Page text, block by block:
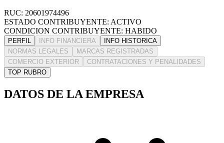
RUC: 20601974496
ESTADO CONTRIBUYENTE: ACTIVO
CONDICION CONTRIBUYENTE: HABIDO
PERFIL INFO FINANCIERA
INFO HISTORICA
NORMAS LEGALES
MARCAS REGISTRADAS
COMERCIO EXTERIOR
CONTRATACIONES Y PENALIDADES
TOP RUBRO
DATOS DE LA EMPRESA